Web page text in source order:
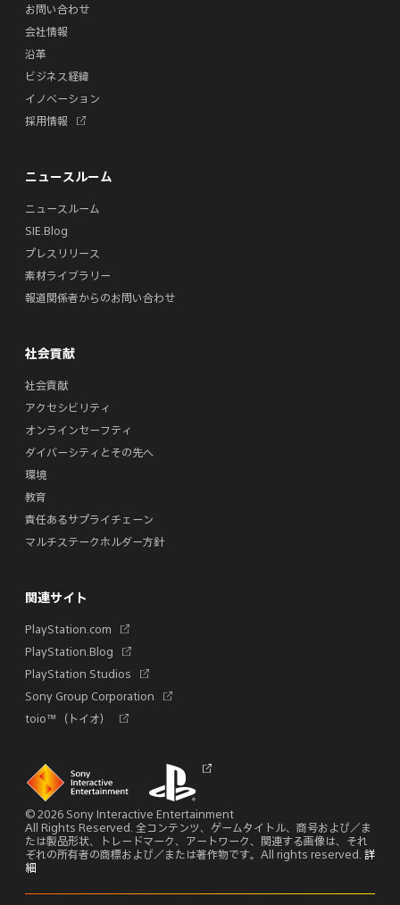
お問い合わせ
会社情報
沿革
ビジネス経緯
イノベーション
採用情報
新
ブ
開
ニュースルーム
ニュースルーム
SIE.Blog
プレスリリース
素材ライブラリー
報道関係者からのお問い合わせ
社会貢献
社会貢献
アクセシビリティ
オンラインセーフティ
ダイバーシティとその先へ
環境
教育
責任あるサプライチェーン
マルチステークホルダー方針
関連サイト
PlayStation.com
新
い
タ
ブ
開
PlayStation.Blog
新
し
い
タ
ブ
PlayStation Studios
新
し
い
Sony Group Corporation
新
開
く
toio™（トイオ）
新
で
開
く
Links
to
homepage
Links
PlayStation.com
い
タ
ブ
で
開
く
© 2026 Sony Interactive Entertainment
All Rights Reserved. 全コンテンツ、ゲームタイトル、商号および／ま
たは製品形状、トレードマーク、アートワーク、関連する画像は、それ
ぞれの所有者の商標および／または著作物です。All rights reserved. 詳
細